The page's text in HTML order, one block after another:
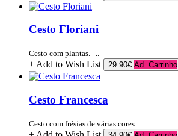
Cesto Floriani
Cesto com plantas. ..
+ Add to Wish List 29.90€ Ad. Carrinho
Cesto Francesca
Cesto com frésias de várias cores. ..